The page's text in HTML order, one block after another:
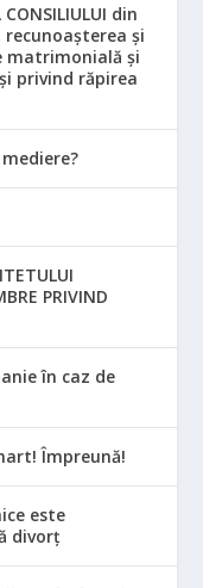
CONSILIULUI din
și
matrimonială și
privind răpirea
PRIVIND
în caz de
Împreună!
este
divorț